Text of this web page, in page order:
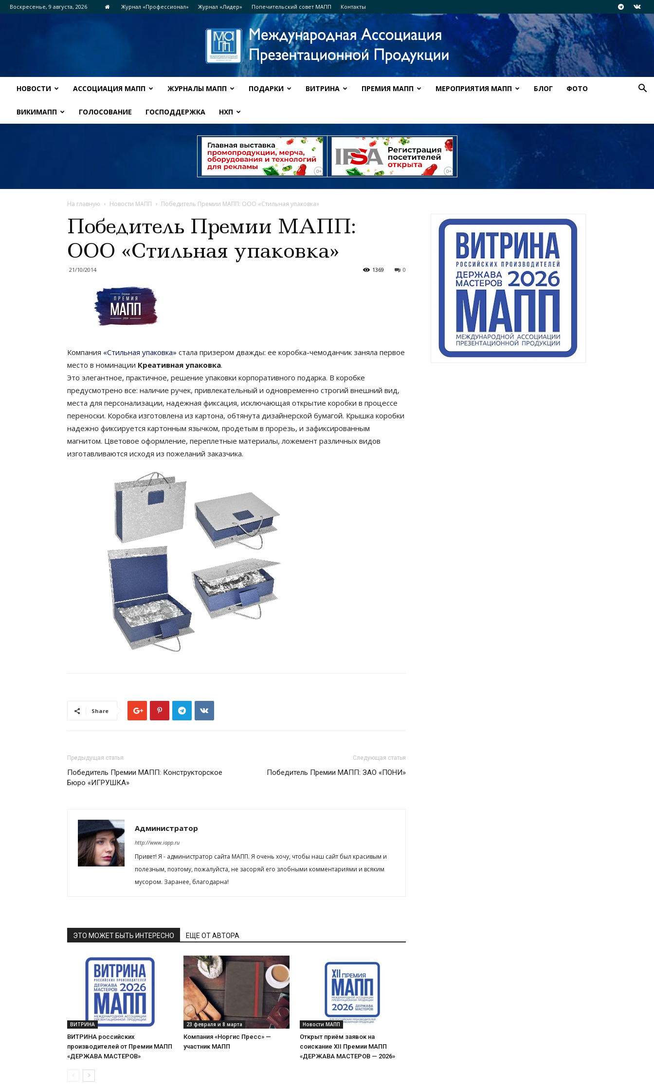
Воскресенье, 9 августа, 2026 Журнал «Профессионал» Журнал «Лидер» Попечительский совет МАПП Контакты
НОВОСТИ АССОЦИАЦИЯ МАПП ЖУРНАЛЫ МАПП ПОДАРКИ ВИТРИНА ПРЕМИЯ МАПП МЕРОПРИЯТИЯ МАПП БЛОГ ФОТО
ВИКИМАПП ГОЛОСОВАНИЕ ГОСПОДДЕРЖКА НХП
На главную Новости МАПП Победитель Премии МАПП: ООО «Стильная упаковка»
Победитель Премии МАПП:
ООО «Стильная упаковка»
21/10/2014 0
1369
Компания «Стильная упаковка» стала призером дважды: ее коробка-чемоданчик заняла первое
место в номинации Креативная упаковка.
Это элегантное, практичное, решение упаковки корпоративного подарка. В коробке
предусмотрено все: наличие ручек, привлекательный и одновременно строгий внешний вид,
места для персонализации, надежная фиксация, исключающая открытие коробки в процессе
переноски. Коробка изготовлена из картона, обтянута дизайнерской бумагой. Крышка коробки
надежно фиксируется картонным язычком, продетым в прорезь, и зафиксированным
магнитом. Цветовое оформление, переплетные материалы, ложемент различных видов
изготавливаются исходя из пожеланий заказчика.
Share
Предыдущая статья
Победитель Премии МАПП: Конструкторское
Бюро «ИГРУШКА»
Следующая статья
Победитель Премии МАПП: ЗАО «ПОНИ»
Администратор
http://www.iapp.ru
Привет! Я - администратор сайта МАПП. Я очень хочу, чтобы наш сайт был красивым и
полезным, поэтому, пожалуйста, не засоряй его злобными комментариями и всяким
мусором. Заранее, благодарна!
ЭТО МОЖЕТ БЫТЬ ИНТЕРЕСНО ЕЩЕ ОТ АВТОРА
ВИТРИНА
ВИТРИНА российских
производителей от Премии МАПП
«ДЕРЖАВА МАСТЕРОВ»
23 февраля и 8 марта
Компания «Норгис Пресс» —
участник МАПП
Новости МАПП
Открыт приём заявок на
соискание XII Премии МАПП
«ДЕРЖАВА МАСТЕРОВ — 2026»